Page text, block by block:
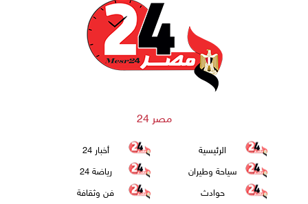
مصر 24
الرئيسية
أخبار 24
سياحة وطيران
رياضة 24
حوادث
فن وثقافة